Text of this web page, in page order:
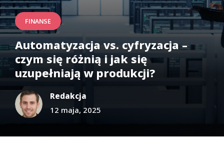
FINANSE
Automatyzacja vs. cyfryzacja –
czym się różnią i jak się
uzupełniają w produkcji?
Redakcja
12 maja, 2025